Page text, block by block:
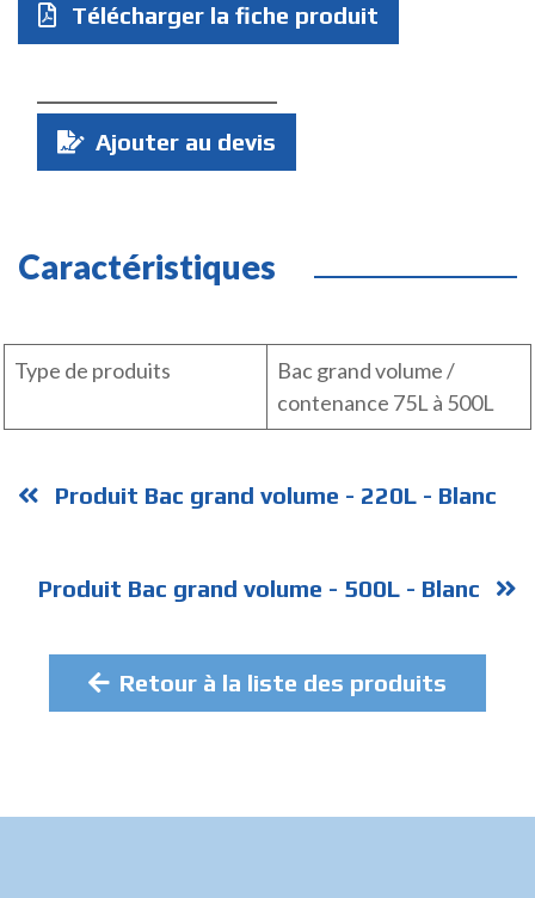
Télécharger la fiche produit
Quantité
Ajouter au devis
Caractéristiques
Type de produits
Bac grand volume /
contenance 75L à 500L
Produit Bac grand volume - 220L - Blanc
Produit Bac grand volume - 500L - Blanc
Retour à la liste des produits